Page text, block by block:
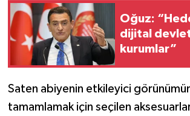
Oğuz:
dijital
kurumlar”
Saten abiyenin etkileyici
tamamlamak için seçilen aksesuarlar,